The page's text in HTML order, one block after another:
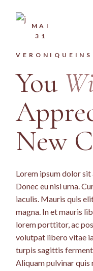
MAI
31
You
New
Lorem ipsum dolor
Donec eu nisi urna.
iaculis. Mauris quis
magna. In et mauris
lorem porttitor, ac
volutpat libero vitae
turpis sagittis
Aliquam pulvinar quis